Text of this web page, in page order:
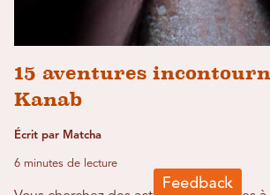
15 aventures
Kanab
Écrit par Matcha
6 minutes de lecture